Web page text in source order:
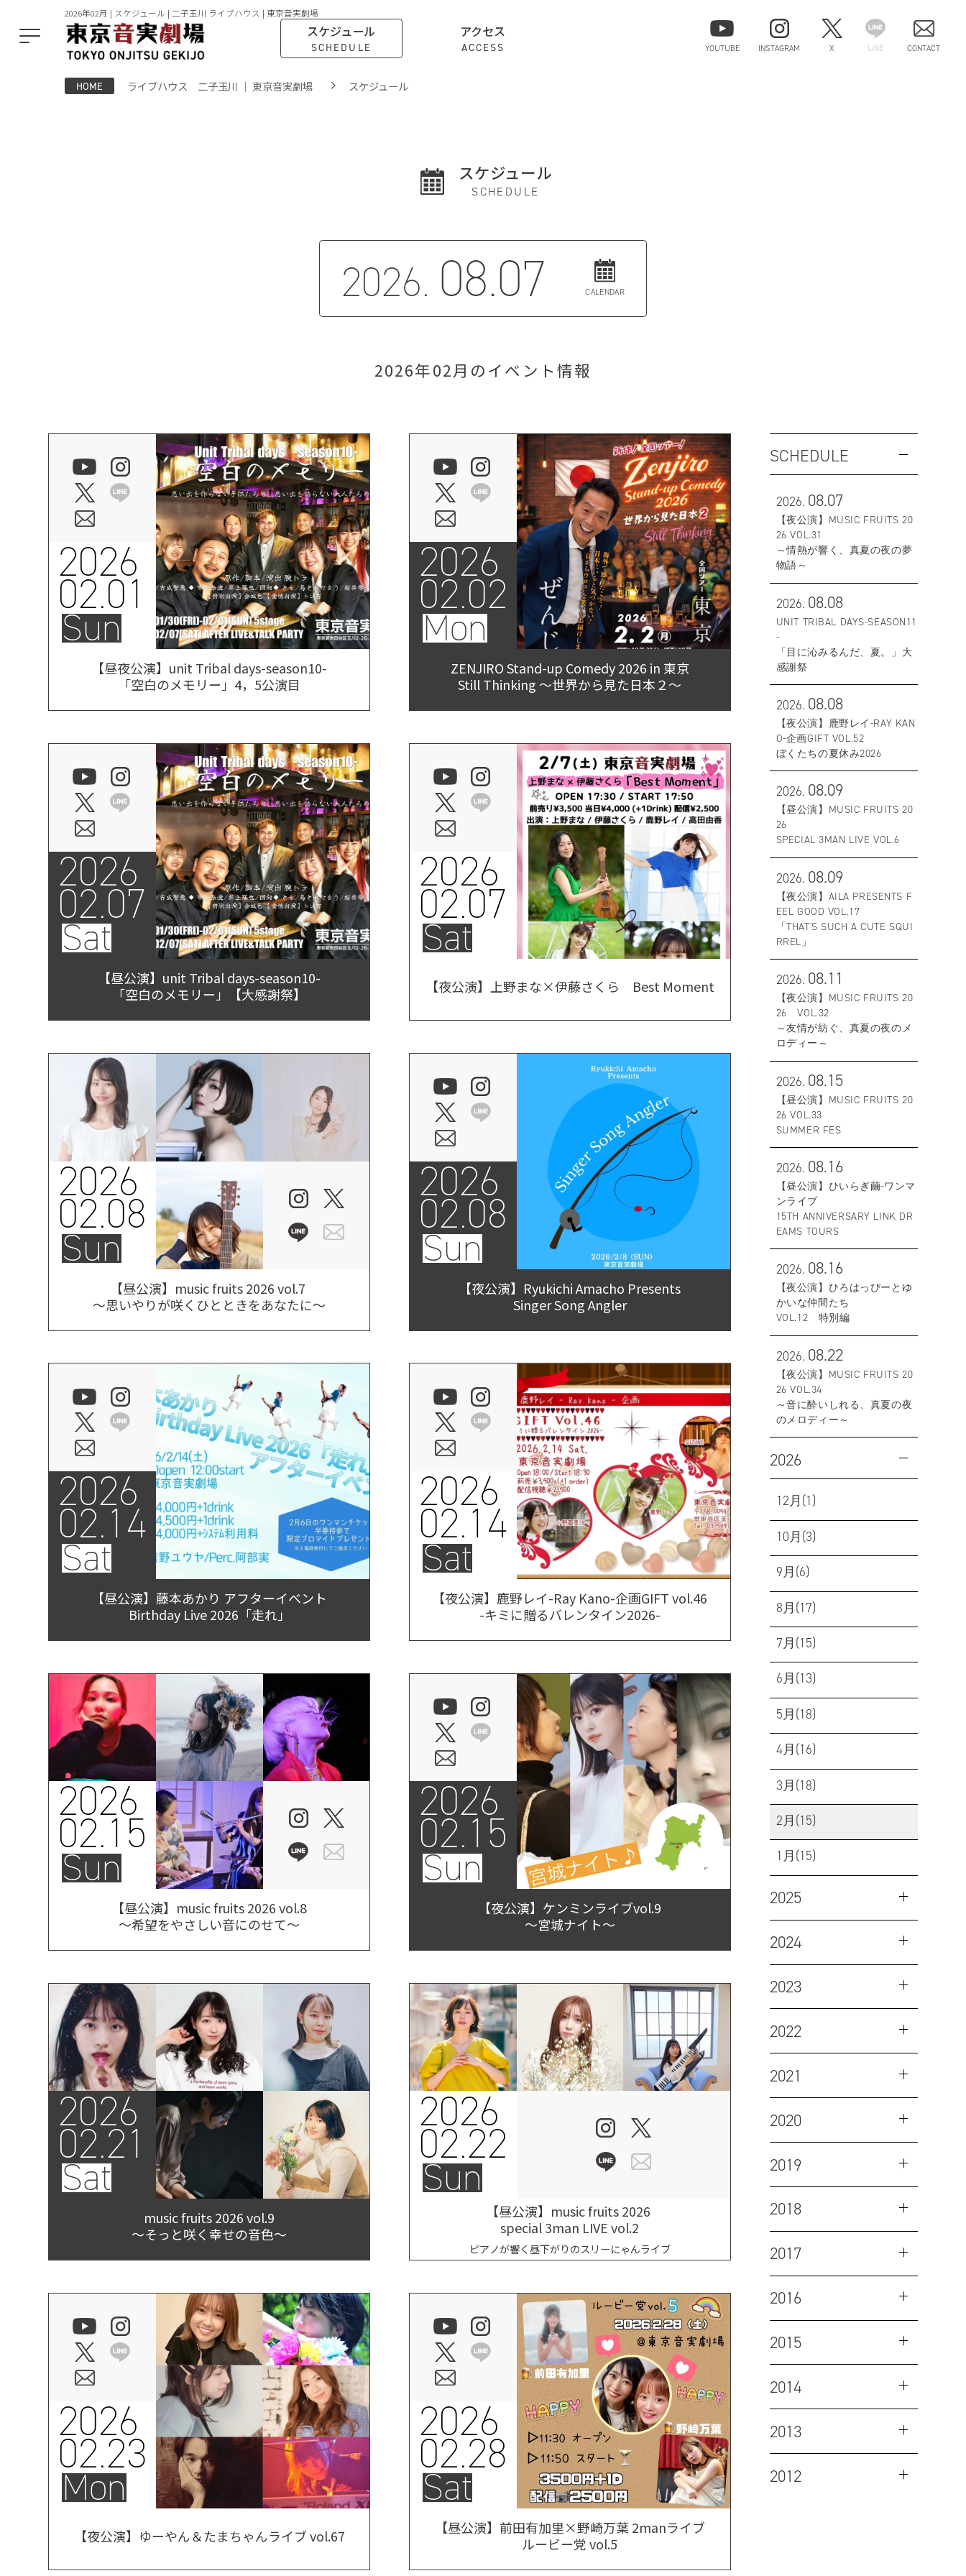
2026年02月 | スケジュール | 二子玉川 ライブハウス | 東京音実劇場
スケジュール
SCHEDULE
アクセス
ACCESS YOUTUBE INSTAGRAM X LINE CONTACT
HOME ライブハウス 二子玉川 ｜ 東京音実劇場 スケジュール
スケジュール
SCHEDULE
2026. 08.07 CALENDAR
2026年02月のイベント情報
2026
02.01
Sun
【昼夜公演】unit Tribal days-season10-
「空白のメモリー」4，5公演目
2026
02.02
Mon
ZENJIRO Stand-up Comedy 2026 in 東京
Still Thinking 〜世界から見た日本２〜
2026
02.07
Sat
【昼公演】unit Tribal days-season10-
「空白のメモリー」【大感謝祭】
2026
02.07
Sat
【夜公演】上野まな×伊藤さくら Best Moment
2026
02.08
Sun
【昼公演】music fruits 2026 vol.7
～思いやりが咲くひとときをあなたに～
2026
02.08
Sun
【夜公演】Ryukichi Amacho Presents
Singer Song Angler
2026
02.14
Sat
【昼公演】藤本あかり アフターイベント
Birthday Live 2026「走れ」
2026
02.14
Sat
【夜公演】鹿野レイ-Ray Kano-企画GIFT vol.46
-キミに贈るバレンタイン2026-
2026
02.15
Sun
【昼公演】music fruits 2026 vol.8
～希望をやさしい音にのせて～
2026
02.15
Sun
【夜公演】ケンミンライブvol.9
～宮城ナイト～
2026
02.21
Sat
music fruits 2026 vol.9
～そっと咲く幸せの音色～
2026
02.22
Sun
【昼公演】music fruits 2026
special 3man LIVE vol.2
ピアノが響く昼下がりのスリーにゃんライブ
2026
02.23
Mon
【夜公演】ゆーやん＆たまちゃんライブ vol.67
2026
02.28
Sat
【昼公演】前田有加里×野崎万葉 2manライブ
ルービー党 vol.5
SCHEDULE
2026. 08.07
【夜公演】MUSIC FRUITS 20
26 VOL.31
～情熱が響く、真夏の夜の夢
物語～
2026. 08.08
UNIT TRIBAL DAYS-SEASON11
-
「目に沁みるんだ、夏。」大
感謝祭
2026. 08.08
【夜公演】鹿野レイ-RAY KAN
O-企画GIFT VOL.52
ぼくたちの夏休み2026
2026. 08.09
【昼公演】MUSIC FRUITS 20
26
SPECIAL 3MAN LIVE VOL.6
2026. 08.09
【夜公演】AILA PRESENTS F
EEL GOOD VOL.17
「THAT'S SUCH A CUTE SQUI
RREL」
2026. 08.11
【夜公演】MUSIC FRUITS 20
26 VOL.32
～友情が紡ぐ、真夏の夜のメ
ロディー～
2026. 08.15
【昼公演】MUSIC FRUITS 20
26 VOL.33
SUMMER FES
2026. 08.16
【昼公演】ひいらぎ繭-ワンマ
ンライブ
15TH ANNIVERSARY LINK DR
EAMS TOURS
2026. 08.16
【夜公演】ひろはっぴーとゆ
かいな仲間たち
VOL.12 特別編
2026. 08.22
【夜公演】MUSIC FRUITS 20
26 VOL.34
～音に酔いしれる、真夏の夜
のメロディー～
2026
12月(1)
10月(3)
9月(6)
8月(17)
7月(15)
6月(13)
5月(18)
4月(16)
3月(18)
2月(15)
1月(15)
2025
2024
2023
2022
2021
2020
2019
2018
2017
2016
2015
2014
2013
2012